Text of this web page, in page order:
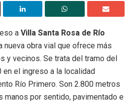
a Villa Santa Rosa de Río
nueva obra vial que ofrece más
y vecinos. Se trata del tramo del
en el ingreso a la localidad
Río Primero. Son 2.800 metros
manos por sentido, pavimentado e